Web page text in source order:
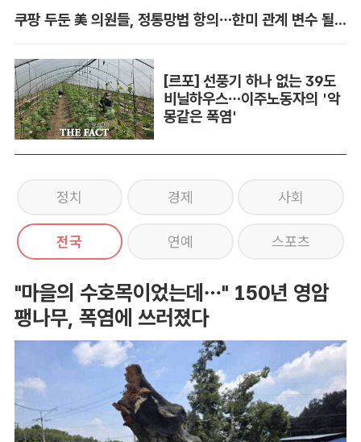
쿠팡 두둔 美 의원들, 정통망법 항의…한미 관계 변수 될까
[르포] 선풍기 하나 없는 39도
비닐하우스…이주노동자의 '악
몽같은 폭염'
정치 경제 사회
전국 연예 스포츠
"마을의 수호목이었는데…" 150년 영암
팽나무, 폭염에 쓰러졌다